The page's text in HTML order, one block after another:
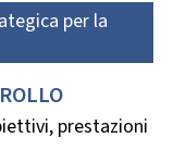
per la
prestazioni